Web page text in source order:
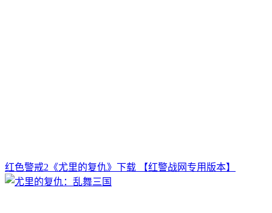
红色警戒2《尤里的复仇》下载 【红警战网专用版本】